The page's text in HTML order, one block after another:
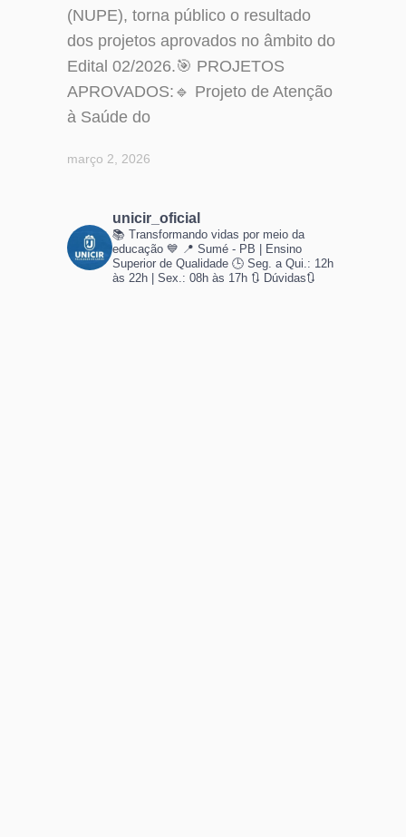
(NUPE), torna público o resultado
dos projetos aprovados no âmbito do
Edital 02/2026.🎯 PROJETOS
APROVADOS:🔹 Projeto de Atenção
à Saúde do
março 2, 2026
unicir_oficial
📚 Transformando vidas por meio da
educação 💙 📍 Sumé - PB | Ensino
Superior de Qualidade 🕒 Seg. a Qui.: 12h
às 22h | Sex.: 08h às 17h 🔃 Dúvidas🔃